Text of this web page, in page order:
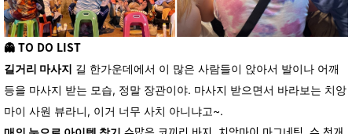
👻 TO DO LIST
길거리 마사지 길 한가운데에서 이 많은 사람들이 앉아서 발이나 어깨
등을 마사지 받는 모습, 정말 장관이야. 마사지 받으면서 바라보는 치앙
마이 사원 뷰라니, 이거 너무 사치 아니냐고~.